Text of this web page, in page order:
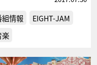
組情報
EIGHT-JAM
楽